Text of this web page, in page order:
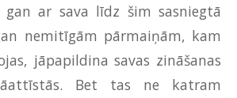
gan ar sava līdz šim sasniegtā
nemitīgām pārmaiņām, kam
jāpapildina savas zināšanas
Bet tas ne katram